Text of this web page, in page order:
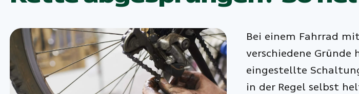
Bei einem Fahrrad
verschiedene Gründe
eingestellte
in der Regel selbst